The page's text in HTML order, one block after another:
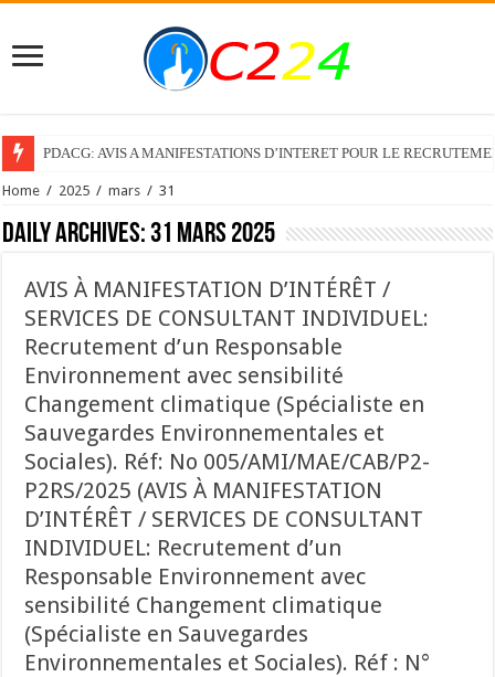
PDACG: AVIS A MANIFESTATIONS D’INTERET POUR LE
Home / 2025 / mars / 31
Daily Archives:31 mars 2025
AVIS À MANIFESTATION D’INTÉRÊT /
SERVICES DE CONSULTANT INDIVIDUEL:
Recrutement d’un Responsable
Environnement avec sensibilité
Changement climatique (Spécialiste en
Sauvegardes Environnementales et
Sociales). Réf: No 005/AMI/MAE/CAB/P2-
P2RS/2025 (AVIS À MANIFESTATION
D’INTÉRÊT / SERVICES DE CONSULTANT
INDIVIDUEL: Recrutement d’un
Responsable Environnement avec
sensibilité Changement climatique
(Spécialiste en Sauvegardes
Environnementales et Sociales). Réf : N°